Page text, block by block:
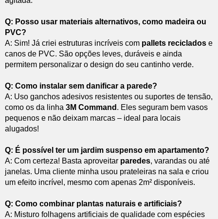
Q: Posso usar materiais alternativos, como madeira ou
PVC?
A: Sim! Já criei estruturas incríveis com pallets reciclados e
canos de PVC. São opções leves, duráveis e ainda
permitem personalizar o design do seu cantinho verde.
Q: Como instalar sem danificar a parede?
A: Uso ganchos adesivos resistentes ou suportes de tensão,
como os da linha 3M Command . Eles seguram bem vasos
pequenos e não deixam marcas – ideal para locais
alugados!
Q: É possível ter um jardim suspenso em apartamento?
A: Com certeza! Basta aproveitar paredes, varandas ou até
janelas. Uma cliente minha usou prateleiras na sala e criou
um efeito incrível, mesmo com apenas 2m² disponíveis.
Q: Como combinar plantas naturais e artificiais?
A: Misturo folhagens artificiais de qualidade com espécies